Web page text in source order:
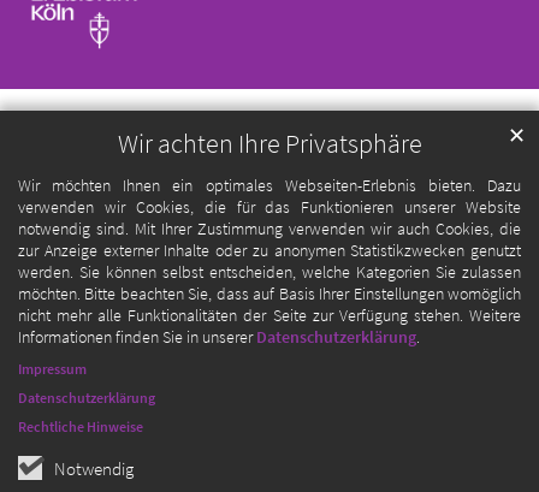
Wir achten Ihre Privatsphäre
Wir möchten Ihnen ein optimales Webseiten-Erlebnis bieten. Dazu
verwenden wir Cookies, die für das Funktionieren unserer Website
notwendig sind. Mit Ihrer Zustimmung verwenden wir auch Cookies, die
zur Anzeige externer Inhalte oder zu anonymen Statistikzwecken genutzt
werden. Sie können selbst entscheiden, welche Kategorien Sie zulassen
möchten. Bitte beachten Sie, dass auf Basis Ihrer Einstellungen womöglich
nicht mehr alle Funktionalitäten der Seite zur Verfügung stehen. Weitere
Informationen finden Sie in unsererDatenschutzerklärung.
Notwendig
✕
Impressum
Datenschutzerklärung
Rechtliche Hinweise